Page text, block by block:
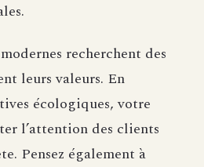
recherchent des
leurs valeurs. En
écologiques, votre
l’attention des clients
Pensez également à